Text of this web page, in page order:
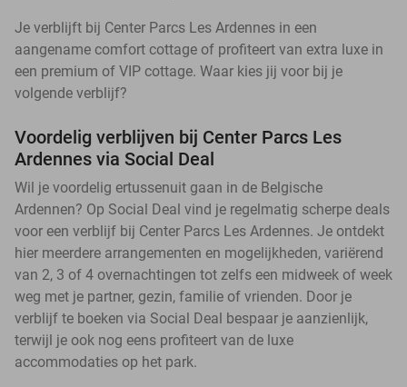
Je verblijft bij Center Parcs Les Ardennes in een
aangename comfort cottage of profiteert van extra luxe in
een premium of VIP cottage. Waar kies jij voor bij je
volgende verblijf?
Voordelig verblijven bij Center Parcs Les
Ardennes via Social Deal
Wil je voordelig ertussenuit gaan in de Belgische
Ardennen? Op Social Deal vind je regelmatig scherpe deals
voor een verblijf bij Center Parcs Les Ardennes. Je ontdekt
hier meerdere arrangementen en mogelijkheden, variërend
van 2, 3 of 4 overnachtingen tot zelfs een midweek of week
weg met je partner, gezin, familie of vrienden. Door je
verblijf te boeken via Social Deal bespaar je aanzienlijk,
terwijl je ook nog eens profiteert van de luxe
accommodaties op het park.